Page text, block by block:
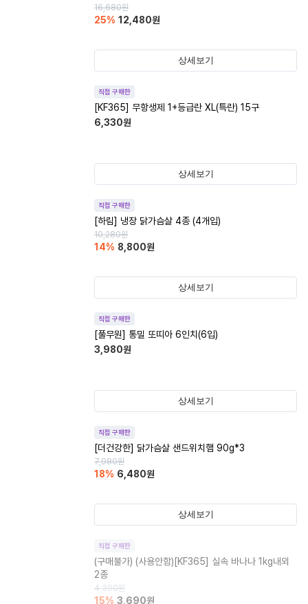
16,680원
25% 12,480원
상세보기
직접 구매한
[KF365] 무항생제 1+등급란 XL(특란) 15구
6,330원
상세보기
직접 구매한
[하림] 냉장 닭가슴살 4종 (4개입)
10,280원
14% 8,800원
상세보기
직접 구매한
[풀무원] 통밀 또띠아 6인치(6입)
3,980원
상세보기
직접 구매한
[더건강한] 닭가슴살 샌드위치햄 90g*3
7,980원
18% 6,480원
상세보기
직접 구매한
(구매불가) (사용안함)[KF365] 실속 바나나 1kg내외
2종
4,390원
15% 3,690원